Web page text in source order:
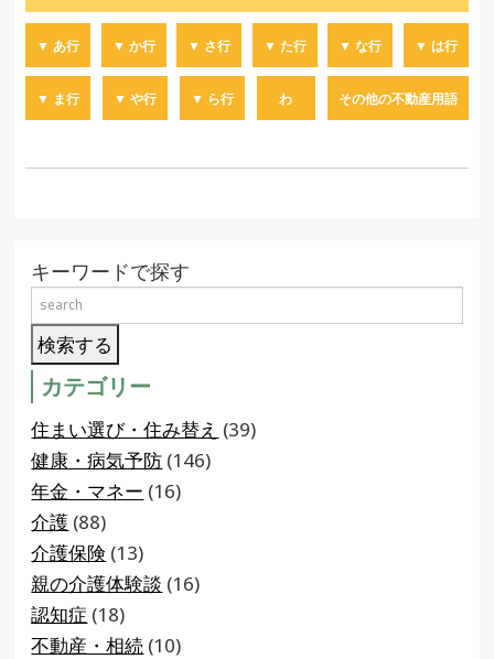
▼ あ行 ▼ か行 ▼ さ行 ▼ た行 ▼ な行 ▼ は行
▼ ま行 ▼ や行 ▼ ら行 わ その他の不動産用語
キーワードで探す
カテゴリー
住まい選び・住み替え (39)
健康・病気予防 (146)
年金・マネー (16)
介護 (88)
介護保険 (13)
親の介護体験談 (16)
認知症 (18)
不動産・相続 (10)